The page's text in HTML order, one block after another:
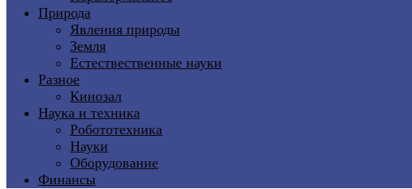
Природа
Явления природы
Земля
Естествественные науки
Разное
Кинозал
Наука и техника
Робототехника
Науки
Оборудование
Финансы